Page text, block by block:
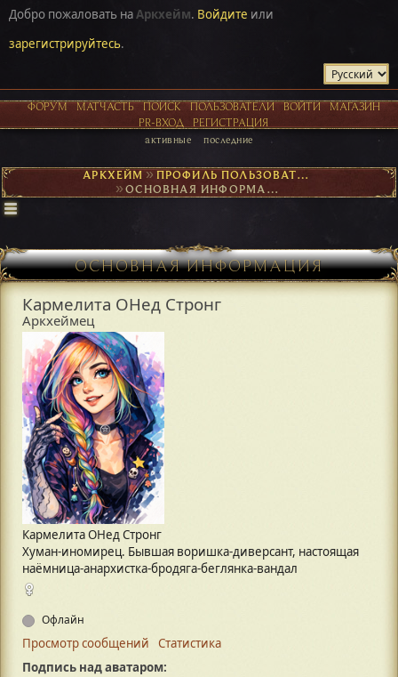
Добро пожаловать наАркхейм. Войдите или
зарегистрируйтесь.
ФОРУМ МАТЧАСТЬ ПОИСК ПОЛЬЗОВАТЕЛИ ВОЙТИ
МАГАЗИН
PR-ВХОД
РЕГИСТРАЦИЯ
активные последние
АРКХЕЙМ► ПРОФИЛЬ ПОЛЬЗОВАТЕЛЯ КАРМЕЛИТА ОНЕД СТРОНГ
► ОСНОВНАЯ ИНФОРМАЦИЯ
ОСНОВНАЯ ИНФОРМАЦИЯ
Кармелита ОНед Стронг
Аркхеймец
Кармелита ОНед Стронг
Хуман-иномирец. Бывшая воришка-диверсант, настоящая
наёмница-анархистка-бродяга-беглянка-вандал
Офлайн
Просмотр сообщений
Статистика
Подпись над аватаром: